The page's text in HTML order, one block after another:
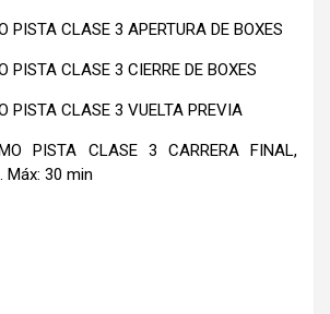
PISTA CLASE 3 APERTURA DE BOXES
PISTA CLASE 3 CIERRE DE BOXES
PISTA CLASE 3 VUELTA PREVIA
PISTA CLASE 3 CARRERA FINAL,
Máx: 30 min